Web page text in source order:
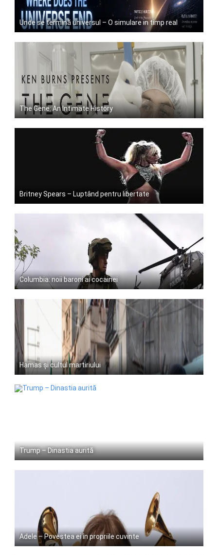
Unde se termină universul – O simulare in timp real
The Gene: An Intimate History
Britney Spears – Luptând pentru libertate
Columbia: noii baroni ai cocainei
Hamas și cultul martiriului
Trump – Dinastia aurită
Adele – Povestea ei în propriile cuvinte